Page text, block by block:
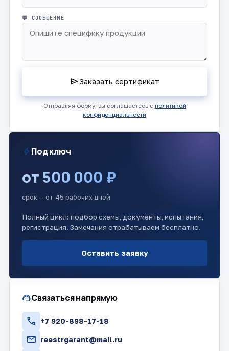
💬 СООБЩЕНИЕ
sendЗаказать сертификат
Отправляя форму, вы соглашаетесь с политикой
конфиденциальности
boltПод ключ
от 500 000 ₽
срок — от 45 рабочих дней
Полный цикл: подбор схемы, документы, испытания,
регистрация. Замечания отрабатываем бесплатно.
Оставить заявку
support_agentСвязаться напрямую
call +7 920-898-17-18
mail reestrgarant@mail.ru